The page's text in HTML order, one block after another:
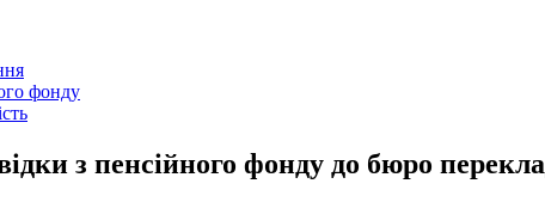
фонду
з пенсійного фонду до бюро